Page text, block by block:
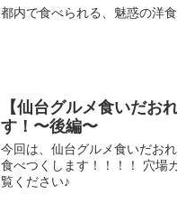
都内で食べられる、魅惑の洋
【仙台グルメ食いだお
す！〜後編〜
今回は、仙台グルメ食いだお
食べつくします！！！！ 穴場
覧ください♪